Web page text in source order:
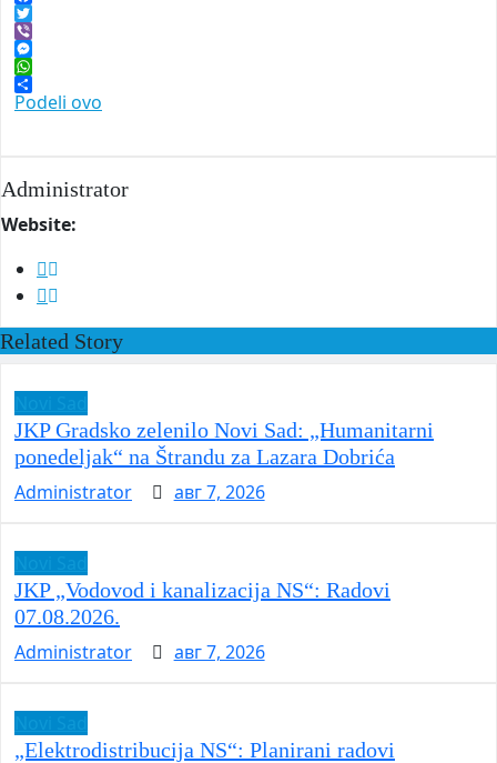
Facebook
Twitter
Viber
Messenger
WhatsApp
Podeli ovo
Administrator
Website:
Related Story
JKP Gradsko zelenilo Novi Sad: „Humanitarni
ponedeljak“ na Štrandu za Lazara Dobrića
Administrator
авг 7, 2026
JKP „Vodovod i kanalizacija NS“: Radovi
07.08.2026.
Administrator
авг 7, 2026
„Elektrodistribucija NS“: Planirani radovi